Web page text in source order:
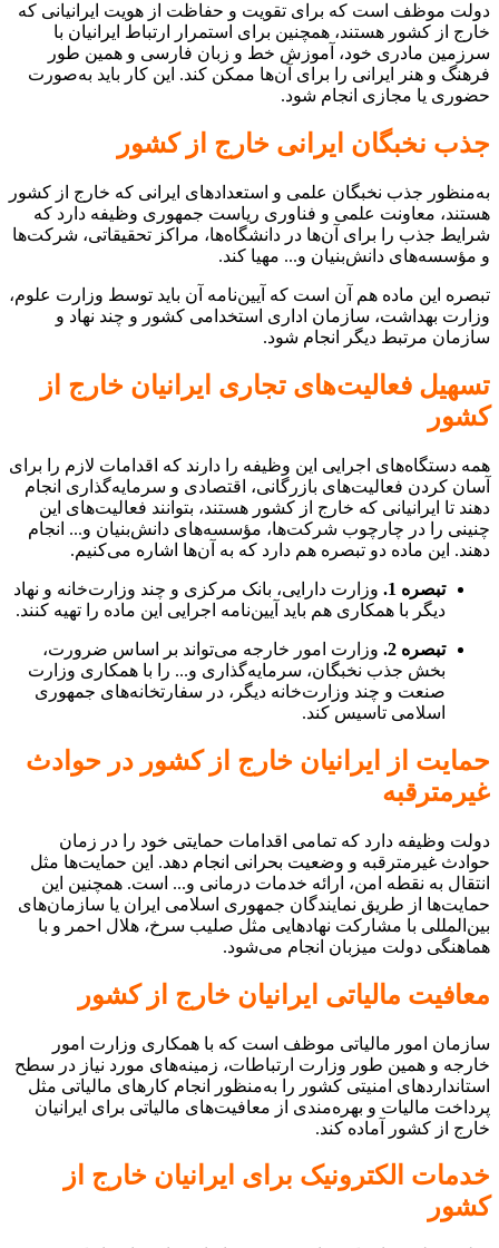
دولت موظف است که برای تقویت و حفاظت از هویت ایرانیانی که
خارج از کشور هستند، همچنین برای استمرار ارتباط ایرانیان با
سرزمین مادری خود، آموزش خط و زبان فارسی و همین طور
فرهنگ و هنر ایرانی را برای آن‌ها ممکن کند. این کار باید به‌صورت
حضوری یا مجازی انجام شود.
جذب نخبگان ایرانی خارج از کشور
به‌منظور جذب نخبگان علمی و استعدادهای ایرانی که خارج از کشور
هستند، معاونت علمی و فناوری ریاست جمهوری وظیفه دارد که
شرایط جذب را برای آن‌ها در دانشگاه‌ها، مراکز تحقیقاتی، شرکت‌ها
و مؤسسه‌های دانش‌بنیان و... مهیا کند.
تبصره این ماده هم آن است که آیین‌نامه آن باید توسط وزارت علوم،
وزارت بهداشت، سازمان اداری استخدامی کشور و چند نهاد و
سازمان مرتبط دیگر انجام شود.
تسهیل فعالیت‌های تجاری ایرانیان خارج از
کشور
همه دستگاه‌های اجرایی این وظیفه را دارند که اقدامات لازم را برای
آسان کردن فعالیت‌های بازرگانی، اقتصادی و سرمایه‌گذاری انجام
دهند تا ایرانیانی که خارج از کشور هستند، بتوانند فعالیت‌های این
چنینی را در چارچوب شرکت‌ها، مؤسسه‌های دانش‌بنیان و... انجام
دهند. این ماده دو تبصره هم دارد که به آن‌ها اشاره می‌کنیم.
تبصره 1.
وزارت دارایی، بانک مرکزی و چند وزارت‌خانه و نهاد
دیگر با همکاری هم باید آیین‌نامه اجرایی این ماده را تهیه کنند.
تبصره 2.
وزارت امور خارجه می‌تواند بر اساس ضرورت،
بخش جذب نخبگان، سرمایه‌گذاری و... را با همکاری وزارت
صنعت و چند وزارت‌خانه دیگر، در سفارتخانه‌های جمهوری
اسلامی تاسیس کند.
حمایت از ایرانیان خارج از کشور در حوادث
غیرمترقبه
دولت وظیفه دارد که تمامی اقدامات حمایتی خود را در زمان
حوادث غیرمترقبه و وضعیت بحرانی انجام دهد. این حمایت‌ها مثل
انتقال به نقطه امن، ارائه خدمات درمانی و... است. همچنین این
حمایت‌ها از طریق نمایندگان جمهوری اسلامی ایران یا سازمان‌های
بین‌المللی با مشارکت نهادهایی مثل صلیب سرخ، هلال احمر و با
هماهنگی دولت میزبان انجام می‌شود.
معافیت مالیاتی ایرانیان خارج از کشور
سازمان امور مالیاتی موظف است که با همکاری وزارت امور
خارجه و همین طور وزارت ارتباطات، زمینه‌های مورد نیاز در سطح
استانداردهای امنیتی کشور را به‌منظور انجام کارهای مالیاتی مثل
پرداخت مالیات و بهره‌مندی از معافیت‌های مالیاتی برای ایرانیان
خارج از کشور آماده کند.
خدمات الکترونیک برای ایرانیان خارج از
کشور